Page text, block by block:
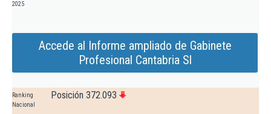
2025
Accede al Informe ampliado de Gabinete
Profesional Cantabria Sl
Ranking
Nacional
Posición 372.093